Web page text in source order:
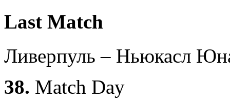
Last Match
Ливерпуль – Ньюкасл
38. Match Day